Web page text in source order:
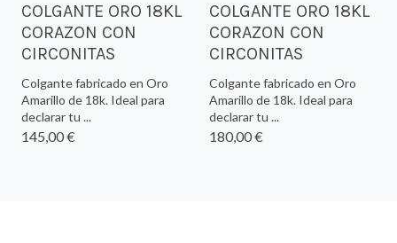
COLGANTE ORO 18KL
CORAZON CON
CIRCONITAS
Colgante fabricado en Oro
Amarillo de 18k. Ideal para
declarar tu ...
145,00 €
COLGANTE ORO 18KL
CORAZON CON
CIRCONITAS
Colgante fabricado en Oro
Amarillo de 18k. Ideal para
declarar tu ...
180,00 €